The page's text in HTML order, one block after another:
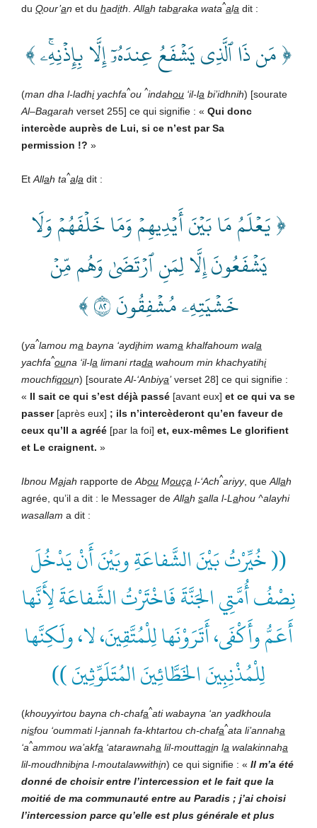
du Qour’an et du hadith Allah tabaraka wata^ala dit :
﴿ مَن ذَا ٱلَّذِي يَشۡفَعُ عِندَهُۥٓ إِلَّا بِإِذۡنِهِۦۚ ﴾
(man dha l-ladhiyachfa^ou ^indahou ‘il-la bi’idhnih) [sourate
Al–Baqarah verset 255] ce qui signifie : « Qui donc
intercède auprès de Lui, si ce n’est par Sa
permission !? »
Et Allah ta^ala dit :
﴿ يَعۡلَمُ مَا بَيۡنَ أَيۡدِيهِمۡ وَمَا خَلۡفَهُمۡ وَلَا
يَشۡفَعُونَ إِلَّا لِمَنِ ٱرۡتَضَىٰ وَهُم مِّنۡ
خَشۡيَتِهِۦ مُشۡفِقُونَ ٢٨ ﴾
(ya^lamou ma bayna ‘aydihim wama khalfahoum wala
yachfa^ouna ‘il-la limani rtada wahoum min khachyatihi
mouchfiqoun) [sourateAl-‘Anbiya’verset 28] ce qui signifie :
« Il sait ce qui s’est déjà passé [avant eux] et ce qui va se
passer [après eux] ; ils n’intercèderont qu’en faveur de
ceux qu’Il a agréé [par la foi] et, eux-mêmes Le glorifient
et Le craignent. »
Ibnou Majah rapporte de Abou Mouça l-‘Ach^ariyy, que Allah
agrée, qu’il a dit : le Messager de Allah salla l-L ahou ^alayhi
wasallam a dit :
(( خُيِّرْتُ بَيْنَ الشَّفاعَةِ وبَيْنَ أَنْ يَدْخُلَ
نِصْفُ أُمَّتِي الجَنَّةَ فَاخْتَرْتُ الشَّفاعَةَ لِأَنَّها
أَعَمُّ وأَكْفَى، أَتَرَوْنَها لِلْمُتَّقِينَ، لا، ولَكِنَّها
لِلْمُذْنِبِينَ الخَطَّائِينَ المُتَلَوِّثِينَ ))
(khouyyirtou bayna ch-chafa^ati wabayna ‘an yadkhoula
nisfou ‘oummati l-jannah fa-khtartou ch-chafa^ata li’annaha
‘a^ammou wa’akfa ‘atarawnaha lil-mouttaqin la walakinnaha
lil-moudhnibina l-moutalawwithin) ce qui signifie : « Il m’a été
donné de choisir entre l’intercession et le fait que la
moitié de ma communauté entre au Paradis ; j’ai choisi
l’intercession parce qu’elle est plus générale et plus